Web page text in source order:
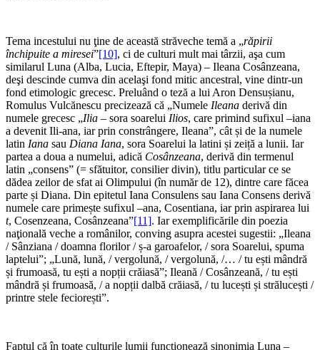
Tema incestului nu ţine de această străveche temă a „răpirii
închipuite a miresei”[10], ci de culturi mult mai târzii, aşa cum
similarul Luna (Alba, Lucia, Eftepir, Maya) – Ileana Cosânzeana,
deşi descinde cumva din acelaşi fond mitic ancestral, vine dintr-un
fond etimologic grecesc. Preluând o teză a lui Aron Densușianu,
Romulus Vulcănescu precizează că „Numele Ileana derivă din
numele grecesc „Ilia – sora soarelui Ilios, care primind sufixul –iana
a devenit Ili-ana, iar prin constrângere, Ileana”, cât și de la numele
latin Iana sau Diana Iana, sora Soarelui la latini și zeiță a lunii. Iar
partea a doua a numelui, adică Cosânzeana, derivă din termenul
latin „consens” (= sfătuitor, consilier divin), titlu particular ce se
dădea zeilor de sfat ai Olimpului (în număr de 12), dintre care făcea
parte și Diana. Din epitetul Iana Consulens sau Iana Consens derivă
numele care primește sufixul –ana, Cosentiana, iar prin aspirarea lui
t, Cosenzeana, Cosânzeana”[11]. Iar exemplificările din poezia
naţională veche a românilor, conving asupra acestei sugestii: „Ileana
/ Sânziana / doamna florilor / ș-a garoafelor, / sora Soarelui, spuma
laptelui”; „Lună, lună, / vergolună, / vergolună, /… / tu ești mândră
și frumoasă, tu ești a nopții crăiasă”; Ileană / Cosânzeană, / tu ești
mândră și frumoasă, / a nopții dalbă crăiasă, / tu lucești și strălucești /
printre stele feciorești”.
Faptul că în toate culturile lumii funcționează sinonimia Luna –